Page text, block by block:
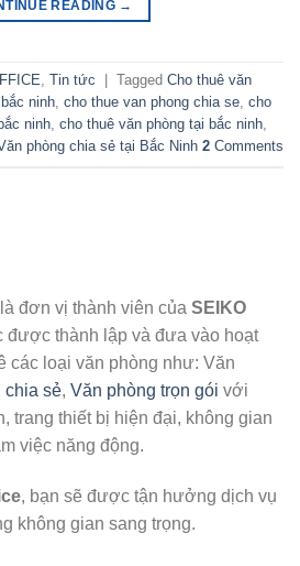
READING →
Tin tức Tagged Cho thuê văn
ninh cho thue van phong chia se cho
ninh cho thuê văn phòng tại bắc ninh
phòng chia sẻ tại Bắc Ninh 2 Comments
đơn vị thành viên của SEIKO
được thành lập và đưa vào hoạt
các loại văn phòng như: Văn
chia sẻ, Văn phòng trọn gói với
trang thiết bị hiện đại, không gian
việc năng động.
, bạn sẽ được tận hưởng dịch vụ
không gian sang trọng.